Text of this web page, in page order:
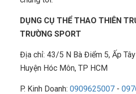
DỤNG CỤ THỂ THAO THIÊN
TRƯỜNG SPORT
Địa chỉ: 43/5 N Bà Điểm 5, Ấp
Huyện Hóc Môn, TP HCM
P. Kinh Doanh: 0909625007 -